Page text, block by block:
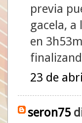
previa
gacela,
en
23 de
seron75